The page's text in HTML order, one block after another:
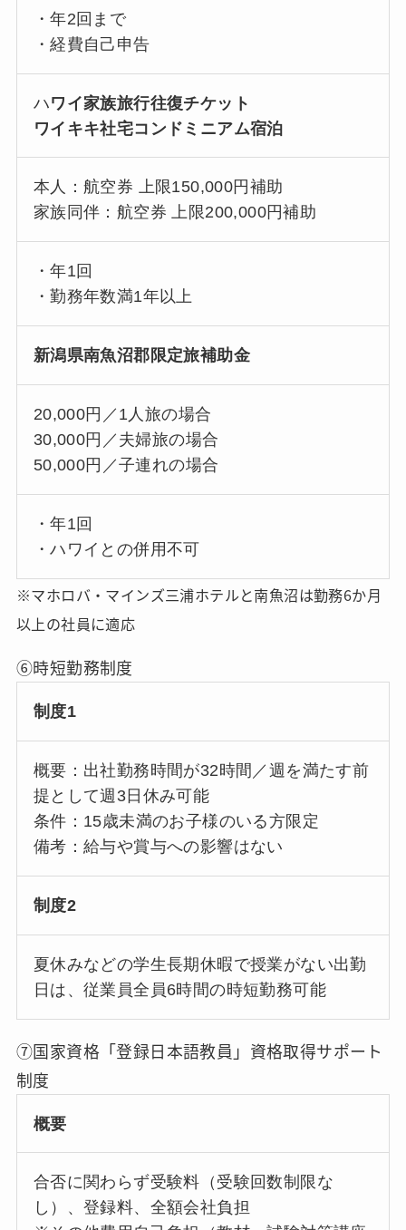
・年2回まで
・経費自己申告
ハワイ家族旅行往復チケット
ワイキキ社宅コンドミニアム宿泊
本人：航空券 上限150,000円補助
家族同伴：航空券 上限200,000円補助
・年1回
・勤務年数満1年以上
新潟県南魚沼郡限定旅補助金
20,000円／1人旅の場合
30,000円／夫婦旅の場合
50,000円／子連れの場合
・年1回
・ハワイとの併用不可
※マホロバ・マインズ三浦ホテルと南魚沼は勤務6か月
以上の社員に適応
⑥時短勤務制度
制度1
概要：出社勤務時間が32時間／週を満たす前
提として週3日休み可能
条件：15歳未満のお子様のいる方限定
備考：給与や賞与への影響はない
制度2
夏休みなどの学生長期休暇で授業がない出勤
日は、従業員全員6時間の時短勤務可能
⑦国家資格「登録日本語教員」資格取得サポート
制度
概要
合否に関わらず受験料（受験回数制限な
し）、登録料、全額会社負担